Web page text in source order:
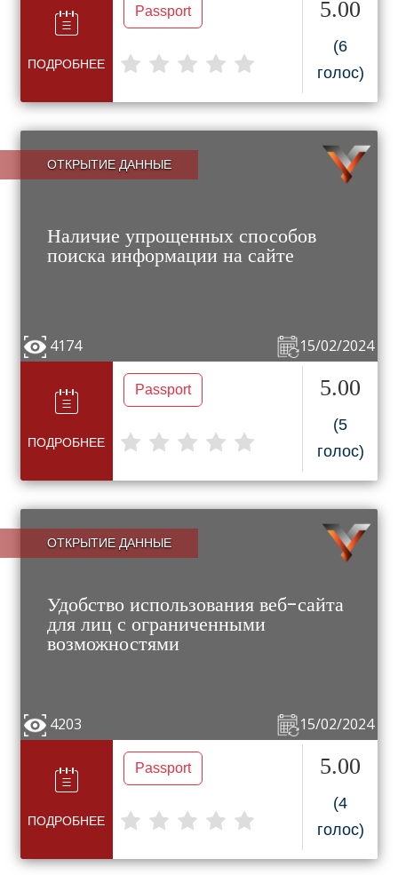
ПОДРОБНЕЕ
Passport 5.00
(6
голос)
ОТКРЫТИЕ ДАННЫЕ
Наличие упрощенных способов
поиска информации на сайте
15/02/2024
4174
ПОДРОБНЕЕ
Passport 5.00
(5
голос)
ОТКРЫТИЕ ДАННЫЕ
Удобство использования веб-сайта
для лиц с ограниченными
возможностями
15/02/2024
4203
ПОДРОБНЕЕ
Passport 5.00
(4
голос)